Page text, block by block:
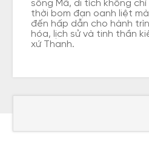
sông Mã, di tích không
thời bom đạn oanh liệt
đến hấp dẫn cho hành
hóa, lịch sử và tinh thần
xứ Thanh.